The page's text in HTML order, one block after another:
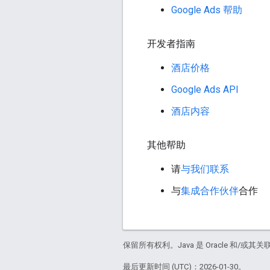
Google Ads 帮助
开发者指南
酒店价格
Google Ads API
酒店内容
其他帮助
请与我们联系
与集成合作伙伴合作
保留所有权利。Java 是 Oracle 和/或其关
最后更新时间 (UTC)：2026-01-30。